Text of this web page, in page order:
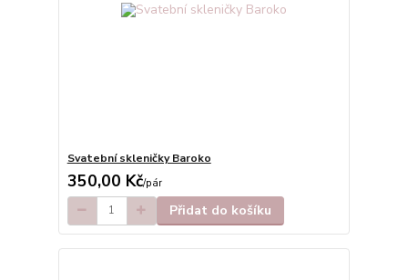
Svatební skleničky Baroko
350,00 Kč/pár
Přidat do košíku